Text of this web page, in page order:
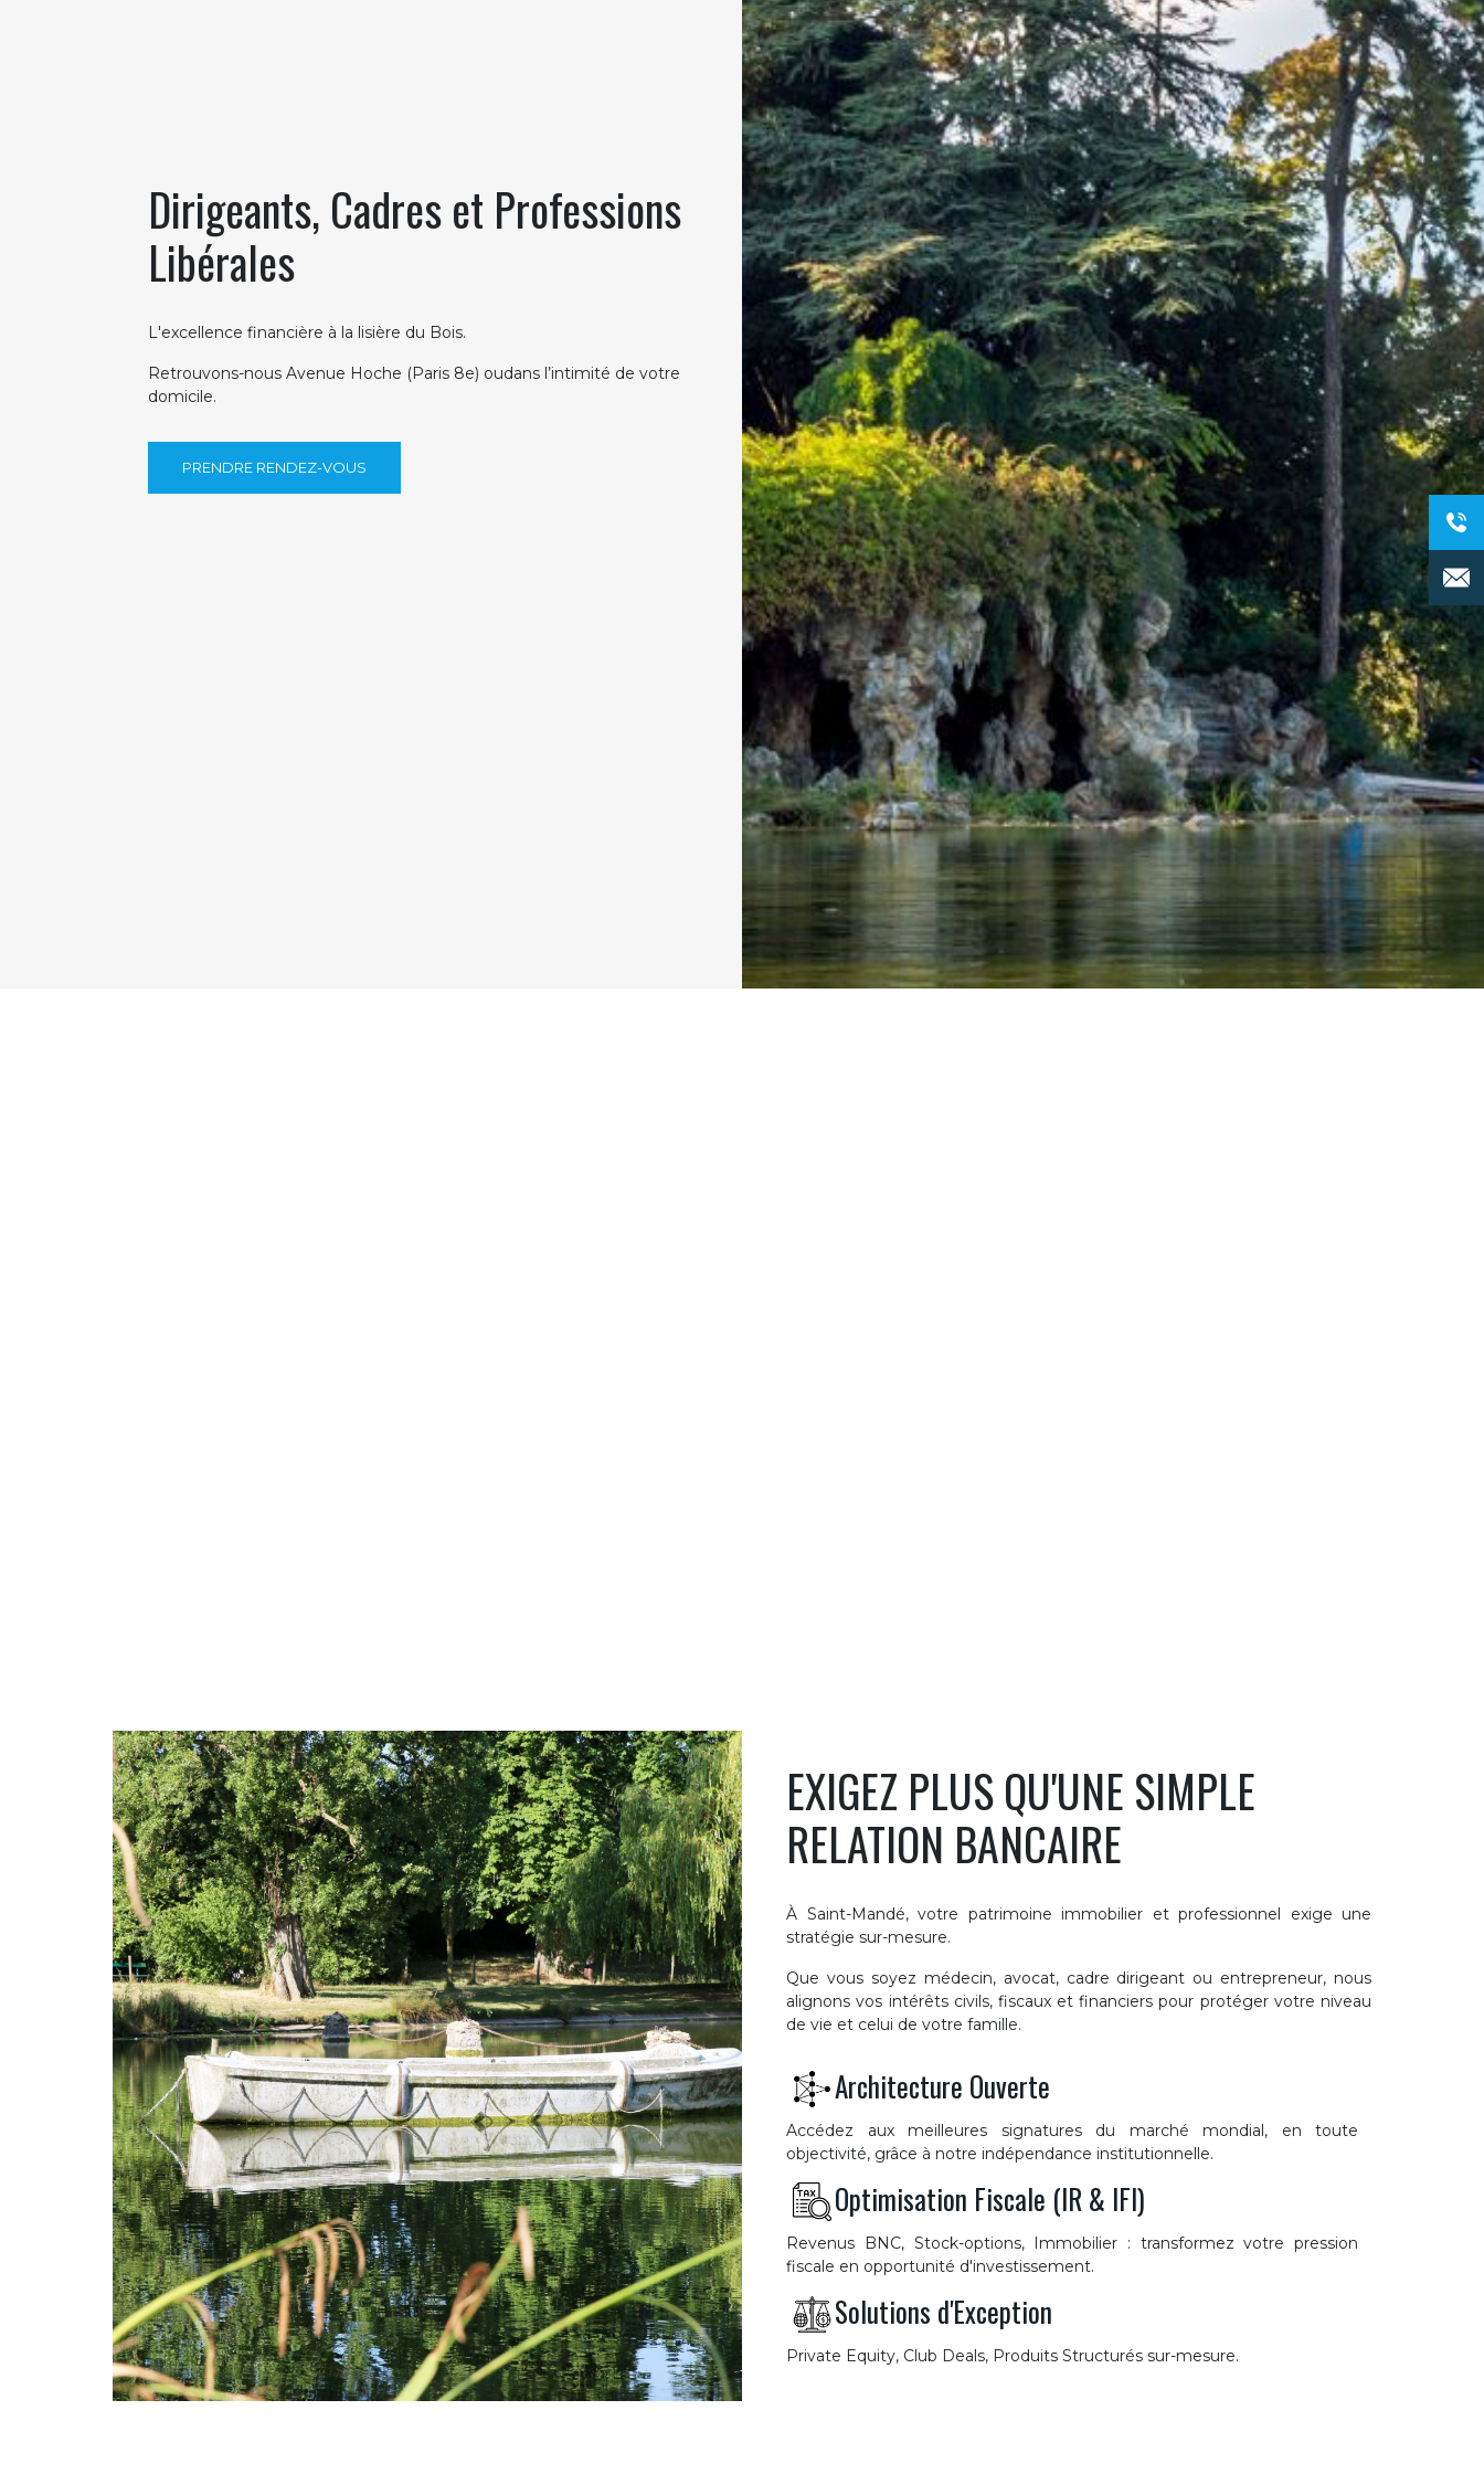
Dirigeants, Cadres et Professions
Libérales
L'excellence financière à la lisière du Bois.
Retrouvons-nous Avenue Hoche (Paris 8e) oudans l’intimité de votre
domicile.
PRENDRE RENDEZ-VOUS
EXIGEZ PLUS QU'UNE SIMPLE
RELATION BANCAIRE
À Saint-Mandé, votre patrimoine immobilier et professionnel exige une
stratégie sur-mesure.
Que vous soyez médecin, avocat, cadre dirigeant ou entrepreneur, nous
alignons vos intérêts civils, fiscaux et financiers pour protéger votre niveau
de vie et celui de votre famille.
Architecture Ouverte
Accédez aux meilleures signatures du marché mondial, en toute
objectivité, grâce à notre indépendance institutionnelle.
Optimisation Fiscale (IR & IFI)
Revenus BNC, Stock-options, Immobilier : transformez votre pression
fiscale en opportunité d'investissement.
Solutions d'Exception
Private Equity, Club Deals, Produits Structurés sur-mesure.